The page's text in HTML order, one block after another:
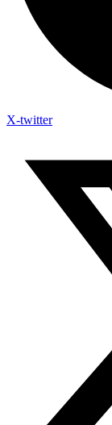
X-twitter